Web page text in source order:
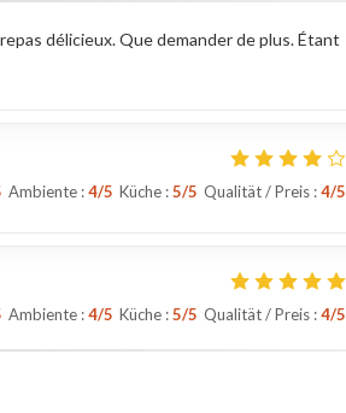
délicieux. Que demander de plus. Étant
Ambiente :4/5 Küche :5/5 Qualität / Preis :4/5
Ambiente :4/5 Küche :5/5 Qualität / Preis :4/5